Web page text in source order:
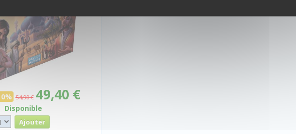
54,90 € 49,40 €
Disponible